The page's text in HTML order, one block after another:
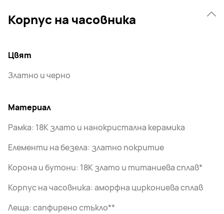
Корпус на часовника
Цвят
Златно и черно
Материал
Рамка: 18K злато и нанокристална керамика
Елементи на безела: златно покритие
Корона и бутони: 18K злато и титаниева сплав*
Корпус на часовника: аморфна циркониева сплав
Леща: сапфирено стъкло**